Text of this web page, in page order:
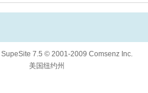
SupeSite 7.5 © 2001-2009 Comsenz Inc.
美国纽约州